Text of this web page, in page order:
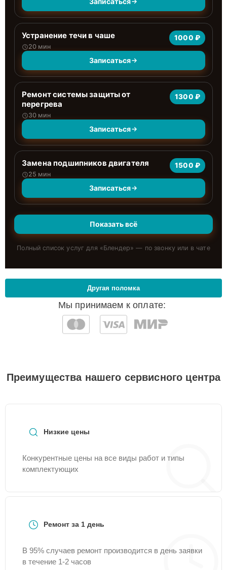
Устранение течи в чаше
20 мин
1000 ₽
Записаться
Ремонт системы защиты от
перегрева
30 мин
1300 ₽
Записаться
Замена подшипников двигателя
25 мин
1500 ₽
Записаться
Показать всё
Полный список услуг для «Блендер» — по звонку или в чате
Мы принимаем к оплате:
Другая поломка
Преимущества нашего сервисного центра
Низкие цены
Конкурентные цены на все виды работ и типы
комплектующих
Ремонт за 1 день
В 95% случаев ремонт производится в день заявки
в течение 1-2 часов